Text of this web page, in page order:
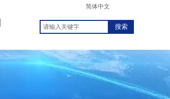
简体中文
搜索